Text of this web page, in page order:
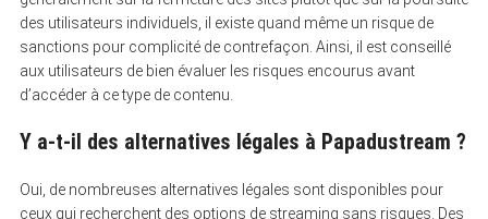
des utilisateurs individuels, il existe quand même un risque de
sanctions pour complicité de contrefaçon. Ainsi, il est conseillé
aux utilisateurs de bien évaluer les risques encourus avant
d’accéder à ce type de contenu.
Y a-t-il des alternatives légales à Papadustream ?
Oui, de nombreuses alternatives légales sont disponibles pour
ceux qui recherchent des options de streaming sans risques. Des